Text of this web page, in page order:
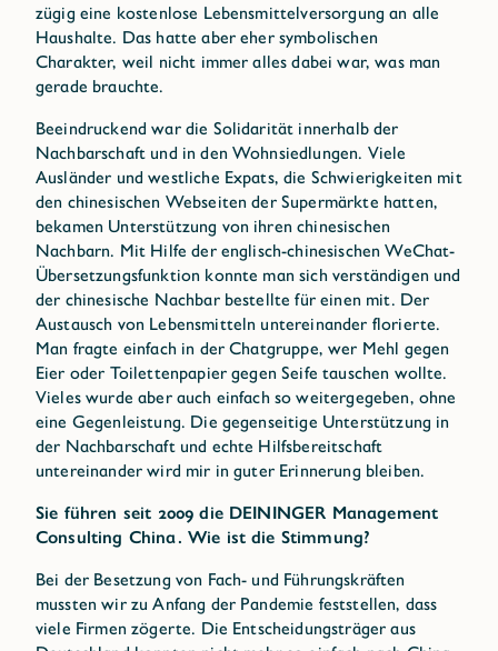
zügig eine kostenlose Lebensmittelversorgung an alle
Haushalte. Das hatte aber eher symbolischen
Charakter, weil nicht immer alles dabei war, was man
gerade brauchte.
Beeindruckend war die Solidarität innerhalb der
Nachbarschaft und in den Wohnsiedlungen. Viele
Ausländer und westliche Expats, die Schwierigkeiten mit
den chinesischen Webseiten der Supermärkte hatten,
bekamen Unterstützung von ihren chinesischen
Nachbarn. Mit Hilfe der englisch-chinesischen WeChat-
Übersetzungsfunktion konnte man sich verständigen und
der chinesische Nachbar bestellte für einen mit. Der
Austausch von Lebensmitteln untereinander florierte.
Man fragte einfach in der Chatgruppe, wer Mehl gegen
Eier oder Toilettenpapier gegen Seife tauschen wollte.
Vieles wurde aber auch einfach so weitergegeben, ohne
eine Gegenleistung. Die gegenseitige Unterstützung in
der Nachbarschaft und echte Hilfsbereitschaft
untereinander wird mir in guter Erinnerung bleiben.
Sie führen seit 2009 die DEININGER Management
Consulting China. Wie ist die Stimmung?
Bei der Besetzung von Fach- und Führungskräften
mussten wir zu Anfang der Pandemie feststellen, dass
viele Firmen zögerte. Die Entscheidungsträger aus